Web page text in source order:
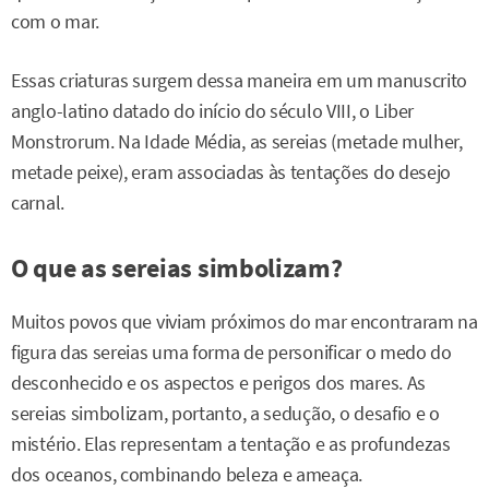
com o mar.
Essas criaturas surgem dessa maneira em um manuscrito
anglo-latino datado do início do século VIII, o Liber
Monstrorum. Na Idade Média, as sereias (metade mulher,
metade peixe), eram associadas às tentações do desejo
carnal.
O que as sereias simbolizam?
Muitos povos que viviam próximos do mar encontraram na
figura das sereias uma forma de personificar o medo do
desconhecido e os aspectos e perigos dos mares. As
sereias simbolizam, portanto, a sedução, o desafio e o
mistério. Elas representam a tentação e as profundezas
dos oceanos, combinando beleza e ameaça.